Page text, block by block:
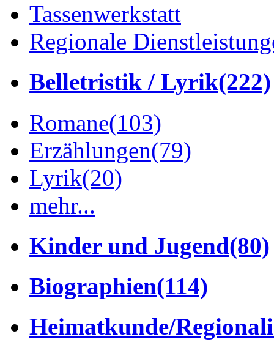
Tassenwerkstatt
Regionale
Belletristik / Lyrik(222)
Romane(103)
Erzählungen(79)
Lyrik(20)
mehr...
Kinder und Jugend(80)
Biographien(114)
Heimatkunde/